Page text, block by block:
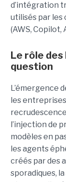
d’intégration
utilisés par les
(AWS, Copilot,
Le rôle des
question
L’émergence
les
l’injection de
modèles en
les agents
créés par des
sporadiques,